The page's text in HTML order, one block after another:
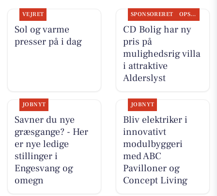
VEJRET
Sol og varme
presser på i dag
SPONSORERET OPSLAGSTAVLEN
CD Bolig har ny
pris på
mulighedsrig villa
i attraktive
Alderslyst
JOBNYT
Savner du nye
græsgange? - Her
er nye ledige
stillinger i
Engesvang og
omegn
JOBNYT
Bliv elektriker i
innovativt
modulbyggeri
med ABC
Pavilloner og
Concept Living